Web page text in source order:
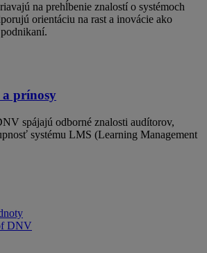
na prehĺbenie znalostí o systémoch
orientáciu na rast a inovácie ako
prínosy
spájajú odborné znalosti audítorov,
systému LMS (Learning Management
DNV